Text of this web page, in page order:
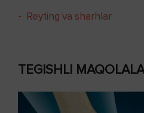
- Reyting va sharhlar
TEGISHLI